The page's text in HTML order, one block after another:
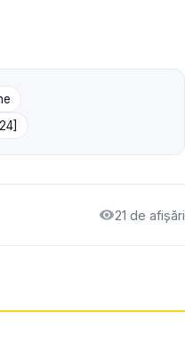
21 de afișări